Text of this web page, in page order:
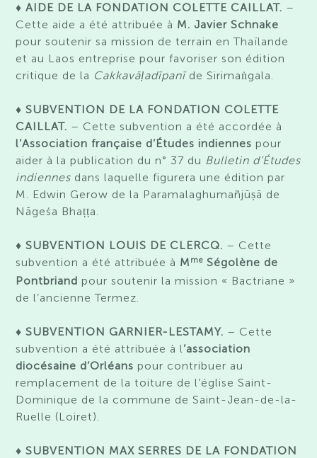
♦AIDE DE LA FONDATION COLETTE CAILLAT. –
Cette aide a été attribuée à M. Javier Schnake
pour soutenir sa mission de terrain en Thaïlande
et au Laos entreprise pour favoriser son édition
critique de la Cakkavāḷadīpanī de Sirimaṅgala.
♦SUBVENTION DE LA FONDATION COLETTE
CAILLAT. – Cette subvention a été accordée à
l’Association française d’Études indiennes pour
aider à la publication du n° 37 du Bulletin d’Études
indiennes dans laquelle figurera une édition par
M. Edwin Gerow de la Paramalaghumañjūṣā de
Nāgeśa Bhaṭṭa.
♦ SUBVENTION LOUIS DE CLERCQ. – Cette
subvention a été attribuée à M me Ségolène de
Pontbriand pour soutenir la mission « Bactriane »
de l’ancienne Termez.
♦SUBVENTION GARNIER-LESTAMY. – Cette
subvention a été attribuée à l’association
diocésaine d’Orléans pour contribuer au
remplacement de la toiture de l’église Saint-
Dominique de la commune de Saint-Jean-de-la-
Ruelle (Loiret).
♦ SUBVENTION MAX SERRES DE LA FONDATION